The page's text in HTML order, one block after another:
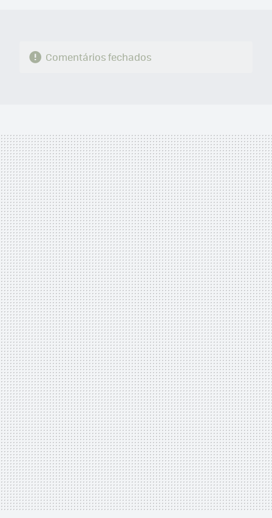
Comentários fechados